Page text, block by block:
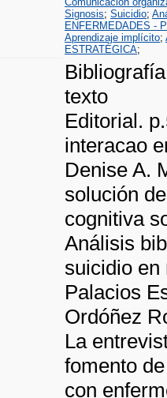
Signosis; Suicidio;
ENFERMEDADES -
Aprendizaje implícito;
ESTRATÉGICA;
texto
Editorial.
interacao
Denise A.
solución
cognitiva
Análisis
suicidio en
Palacios
Ordóñez
La
fomento
con